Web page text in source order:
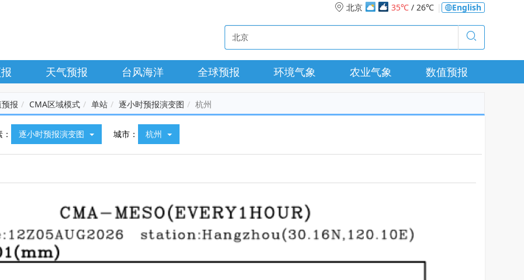
北京 35℃ / 26℃ English
天气预报 台风海洋 全球预报 环境气象 农业气象 数值预报
报 CMA区域模式 单站 逐小时预报演变图 杭州
逐小时预报演变图 城市： 杭州